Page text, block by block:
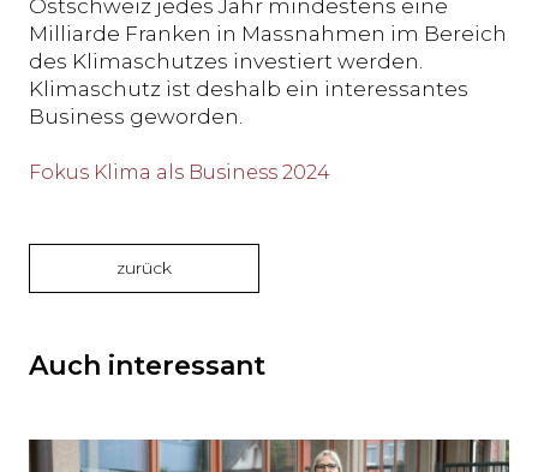
Ostschweiz jedes Jahr mindestens eine
Milliarde Franken in Massnahmen im Bereich
des Klimaschutzes investiert werden.
Klimaschutz ist deshalb ein interessantes
Business geworden.
Fokus Klima als Business 2024
zurück
Auch interessant